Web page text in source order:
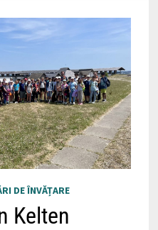
DE ÎNVĂȚARE
Kelten